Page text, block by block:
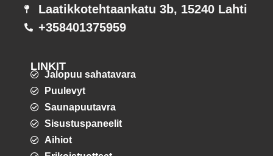
Laatikkotehtaankatu 3b, 15240 Lahti
+358401375959
LINKIT
Jalopuu sahatavara
Puulevyt
Saunapuutavra
Sisustuspaneelit
Aihiot